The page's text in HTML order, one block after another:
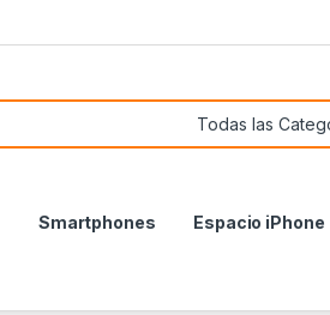
Smartphones Espacio iPhone